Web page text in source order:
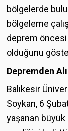
bölgelerde
bölgeleme
deprem öncesi
olduğunu
Depremden
Balıkesir
Soykan, 6
yaşanan